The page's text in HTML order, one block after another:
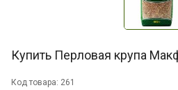
Купить Перловая крупа
Код товара: 261